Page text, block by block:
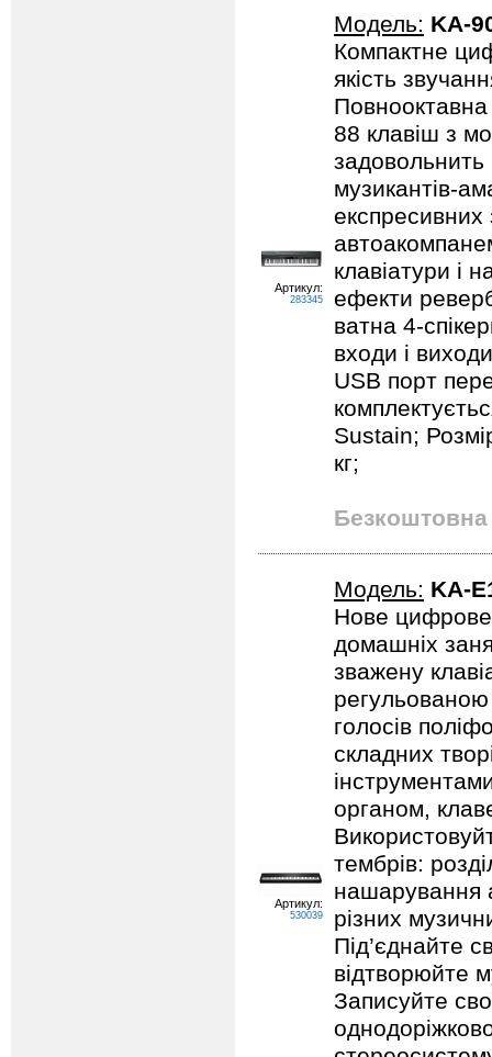
Артикул:
283345
Модель: KA-
Компактне
якість
88 клавіш з
задовольнить
музикантів-
експресивних
клавіатури і
ефекти
ватна 4-
входи і
USB порт
Sustain;
кг;
Безкоштовна
Артикул:
530039
Модель: KA-
Нове цифрове
домашніх
зважену
голосів
складних
органом,
тембрів:
нашарування
різних
Під’єднайте
відтворюйте
Записуйте